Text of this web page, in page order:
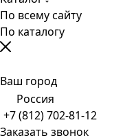
По всему сайту
По каталогу
Ваш город
Россия
+7 (812) 702-81-12
Заказать звонок